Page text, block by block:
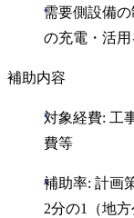
需要側設備
の充電・活
補助内容
対象経費: 工
費等
補助率: 計画
2分の1（地